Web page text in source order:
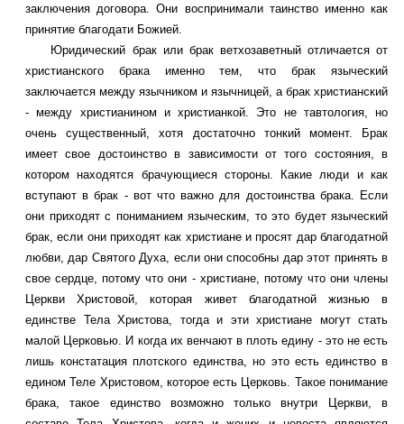
заключения договора. Они воспринимали таинство именно как
принятие благодати Божией.
Юридический брак или брак ветхозаветный отличается от
христианского брака именно тем, что брак языческий
заключается между язычником и язычницей, а брак христианский
- между христианином и христианкой. Это не тавтология, но
очень существенный, хотя достаточно тонкий момент. Брак
имеет свое достоинство в зависимости от того состояния, в
котором находятся брачующиеся стороны. Какие люди и как
вступают в брак - вот что важно для достоинства брака. Если
они приходят с пониманием языческим, то это будет языческий
брак, если они приходят как христиане и просят дар благодатной
любви, дар Святого Духа, если они способны дар этот принять в
свое сердце, потому что они - христиане, потому что они члены
Церкви Христовой, которая живет благодатной жизнью в
единстве Тела Христова, тогда и эти христиане могут стать
малой Церковью. И когда их венчают в плоть едину - это не есть
лишь констатация плотского единства, но это есть единство в
едином Теле Христовом, которое есть Церковь. Такое понимание
брака, такое единство возможно только внутри Церкви, в